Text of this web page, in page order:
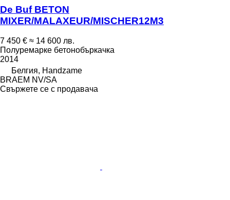
De Buf BETON
MIXER/MALAXEUR/MISCHER12M3
7 450 € ≈ 14 600 лв.
Полуремарке бетонобъркачка
2014
Белгия, Handzame
BRAEM NV/SA
Свържете се с продавача